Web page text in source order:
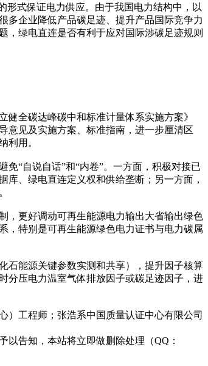
形式保证电力供应。由于我国电力结构中，以
多企业降低产品碳足迹、提升产品国际竞争力
，绿电直连是否有利于应对国际涉碳足迹规则
全碳达峰碳中和标准计量体系实施方案》
意见及实施方案、标准指南，进一步厘清区
利用。
“自说自话”和“内卷”。一方面，积极对接已
、绿电直连定义权和供给垄断；另一方面，
，更好调动可再生能源电力输出大省输出绿色
，特别是可再生能源绿色电力证书与电力碳属
石能源关键参数实测和共享），提升因子核算
分压电力温室气体排放因子或碳足迹因子，进
）工程师；张浩系中国质量认证中心有限公司
以告知，本站将立即做删除处理（QQ：